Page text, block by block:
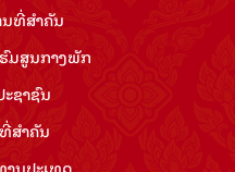
ນ​ທີ່​ສຳ​ຄັນ​
ມ​ສູນ​ກາງ​ພັກ
ຊາ​ຊົນ
ສຳ​ຄັນ
ານ​ປະ​ເທດ